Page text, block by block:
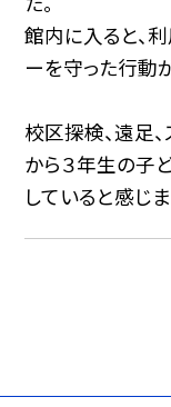
館内に入ると、
ーを守った行動
校区探検、遠足
から３年生の子
していると感じま